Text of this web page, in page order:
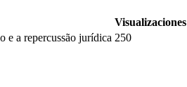
Visualizaciones
e a repercussão jurídica 250